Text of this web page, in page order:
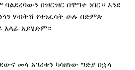
በዝርዝር በሞገተ ነበር። እንደ
ሃብትሽ የተነፈሳት ሁሉ በድምጽ
እላፊ አይሄድም።
መላ አገሪቱን ካሳዘነው ግድያ በኋላ